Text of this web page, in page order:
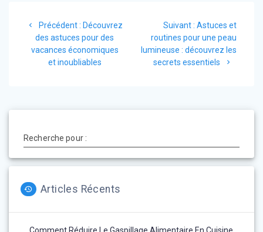
Navigation
l’article
Précédent : Article
précédent
:
Découvrez
des astuces pour des
vacances économiques
et inoubliables
Suivant : Article
suivant
:
Astuces et
routines pour une peau
lumineuse : découvrez les
secrets essentiels
Recherche pour :
Articles Récents